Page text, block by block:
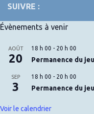
SUIVRE :
Évènements à venir
AOÛT
20
18 h 00 - 20 h 00
Permanence du
SEP
3
18 h 00 - 20 h 00
Permanence du
Voir le calendrier